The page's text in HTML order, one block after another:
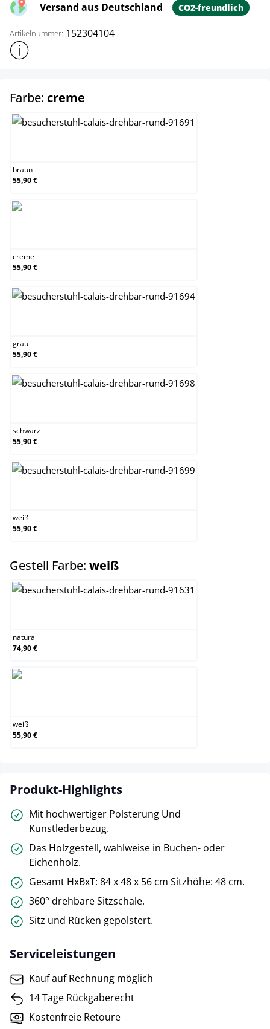
Versand aus Deutschland CO2-freundlich
Artikelnummer: 152304104
Weitere Produktinformationen anzeigen
Farbe: creme
braun
55,90 €
creme
55,90 €
grau
55,90 €
schwarz
55,90 €
weiß
55,90 €
Gestell Farbe: weißauswählen
natura
74,90 €
weiß
55,90 €
Produkt-Highlights
Mit hochwertiger Polsterung Und
Kunstlederbezug.
Das Holzgestell, wahlweise in Buchen- oder
Eichenholz.
Gesamt HxBxT: 84 x 48 x 56 cm Sitzhöhe: 48 cm.
360° drehbare Sitzschale.
Sitz und Rücken gepolstert.
Serviceleistungen
Kauf auf Rechnung möglich
14 Tage Rückgaberecht
Kostenfreie Retoure